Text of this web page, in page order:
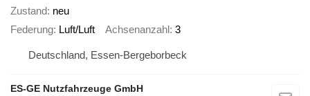
Zustand neu
Federung Luft/Luft Achsenanzahl 3
Deutschland, Essen-Bergeborbeck
ES-GE Nutzfahrzeuge GmbH